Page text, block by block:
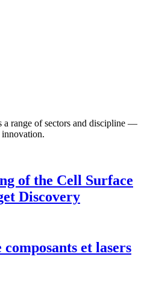
a range of sectors and discipline —
of the Cell Surface
Discovery
et lasers